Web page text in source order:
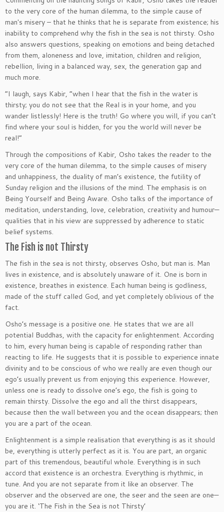
to the very core of the human dilemma, to the simple cause of
man′s misery – that he thinks that he is separate from existence; his
inability to comprehend why the fish in the sea is not thirsty. Osho
also answers questions, speaking on emotions and being detached
from them, aloneness and love, imitation, children and religion,
rebellion, living in a balanced way, sex, the generation gap and
much more.
“I laugh, says Kabir, “when I hear that the fish in the water is
thirsty; you do not see that the Real is in your home, and you
wander listlessly! Here is the truth! Go where you will, if you can’t
find where your soul is hidden, for you the world will never be
real!”
Through the compositions of Kabir, Osho takes the reader to the
very core of the human dilemma, to the simple causes of misery
and unhappiness, the duality of man’s existence, the futility of
Sunday religion and the illusions of the mind. The emphasis is on
Being Yourself and Being Aware. Osho talks of the importance of
meditation, understanding, love, celebration, creativity and humour—
qualities that in his view are suppressed by adherence to static
belief systems.
The Fish is not Thirsty
The fish in the sea is not thirsty, observes Osho, but man is. Man
lives in existence, and is absolutely unaware of it. One is born in
existence, breathes in existence. Each human being is godliness,
made of the stuff called God, and yet completely oblivious of the
fact.
Osho’s message is a positive one. He states that we are all
potential Buddhas, with the capacity for enlightenment. According
to him, every human being is capable of responding rather than
reacting to life. He suggests that it is possible to experience innate
divinity and to be conscious of who we really are even though our
ego’s usually prevent us from enjoying this experience. However,
unless one is ready to dissolve one’s ego, the fish is going to
remain thirsty. Dissolve the ego and all the thirst disappears,
because then the wall between you and the ocean disappears; then
you are a part of the ocean.
Enlightenment is a simple realisation that everything is as it should
be, everything is utterly perfect as it is. You are part, an organic
part of this tremendous, beautiful whole. Everything is in such
accord that existence is an orchestra. Everything is rhythmic, in
tune. And you are not separate from it like an observer. The
observer and the observed are one, the seer and the seen are one—
you are it. ‘The Fish in the Sea is not Thirsty’